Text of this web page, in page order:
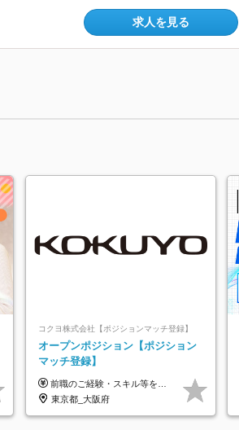
求人を見る
コクヨ株式会社【ポジションマッチ登録】
オープンポジション【ポジション
マッチ登録】
前職のご経験・スキル等を考慮して決定します。
東京都_大阪府